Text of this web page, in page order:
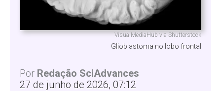
VisualMediaHub via Shutterstock
Glioblastoma no lobo frontal
Por Redação SciAdvances
27 de junho de 2026, 07:12